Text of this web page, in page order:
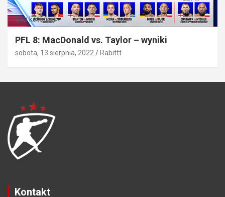
Bez kategorii
PFL 8: MacDonald vs. Taylor – wyniki
sobota, 13 sierpnia, 2022 Rabittt
Kontakt